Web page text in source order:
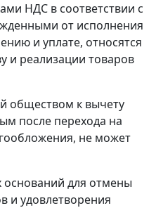
НДС в соответствии с
от исполнения
и уплате, относятся
и реализации товаров
обществом к вычету
после перехода на
не может
оснований для отмены
и удовлетворения